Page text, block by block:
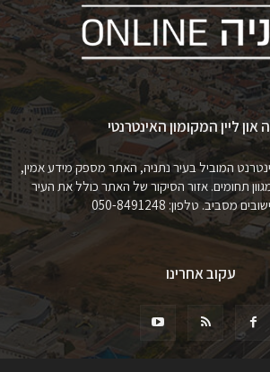
און ליין המקומון האינטרנטי
המוביל בעיר נתניה, האתר מספק מידע אמין,
תחומים. אזור הסיקור של האתר כולל את העיר
מסביב. טלפון: 050-8491248
עקוב אחרינו